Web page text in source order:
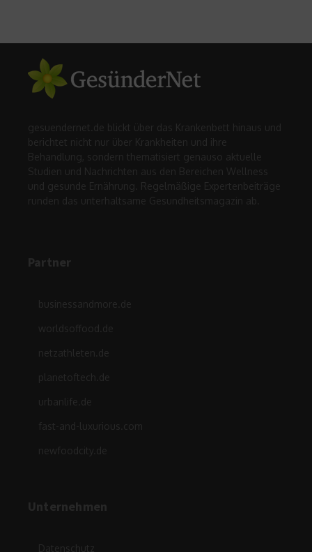
gesuendernet.de blickt über das Krankenbett hinaus und
berichtet nicht nur über Krankheiten und ihre
Behandlung, sondern thematisiert genauso aktuelle
Studien und Nachrichten aus den Bereichen Wellness
und gesunde Ernährung. Regelmäßige Expertenbeiträge
runden das unterhaltsame Gesundheitsmagazin ab.
Partner
businessandmore.de
worldsoffood.de
netzathleten.de
planetoftech.de
urbanlife.de
fast-and-luxurious.com
newfoodcity.de
Unternehmen
Datenschutz